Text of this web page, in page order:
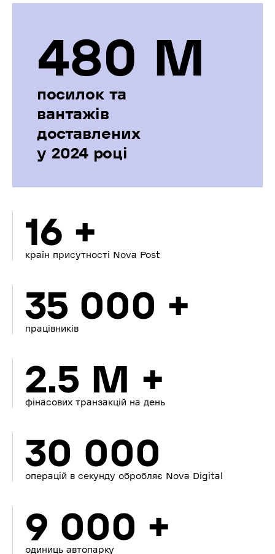
480 М
посилок та
вантажів
доставлених
у 2024 році
16 +
країн присутності Nova Post
35 000 +
працівників
2.5 M +
фінасових транзакцій на день
30 000
операцій в секунду обробляє Nova Digital
9 000 +
одиниць автопарку